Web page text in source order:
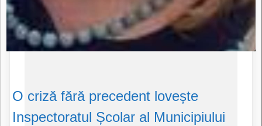
O criză fără precedent lovește
Inspectoratul Școlar al Municipiului